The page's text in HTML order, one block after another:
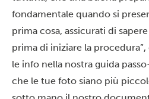
fondamentale quando si
prima cosa, assicurati di
prima di iniziare la
le info nella nostra guida
che le tue foto siano più